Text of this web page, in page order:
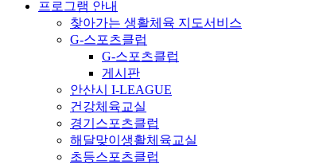
프로그램 안내
찾아가는 생활체육 지도서비스
G-스포츠클럽
G-스포츠클럽
게시판
안산시 I-LEAGUE
건강체육교실
경기스포츠클럽
해달맞이생활체육교실
초등스포츠클럽